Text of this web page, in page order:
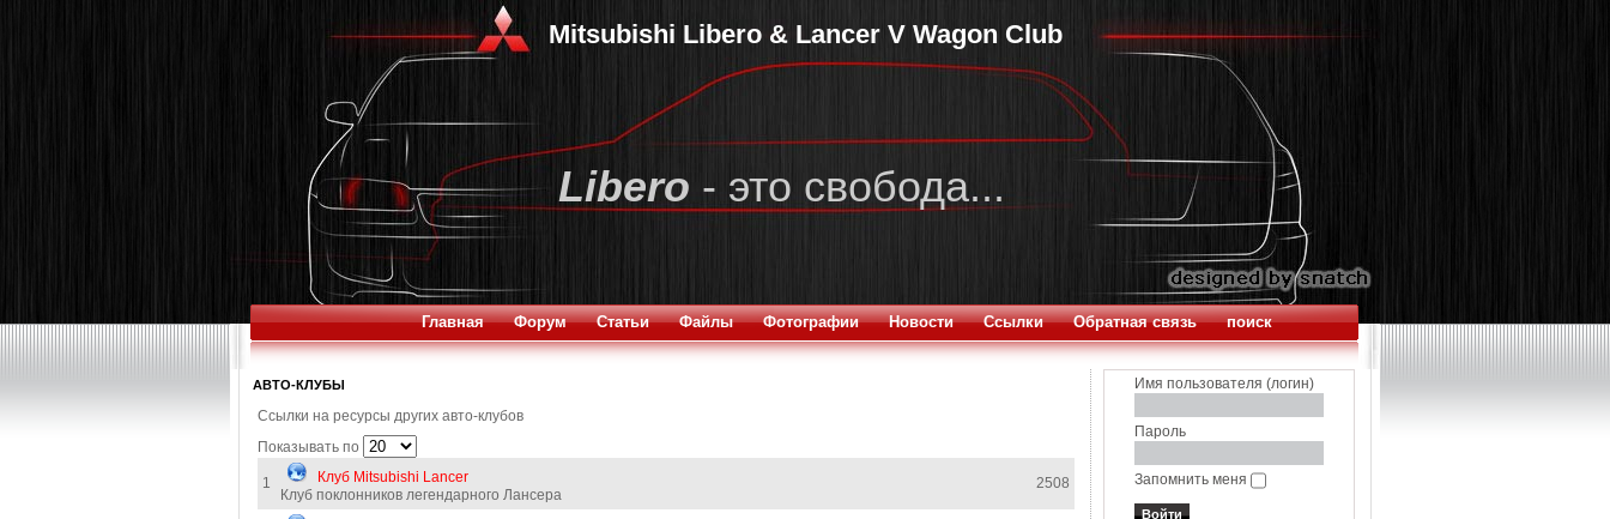
Mitsubishi Libero & Lancer V Wagon Club
Libero - это свобода...
Главная Форум Статьи Файлы Фотографии Новости Ссылки Обратная связь поиск
АВТО-КЛУБЫ
Ссылки на ресурсы других авто-клубов
Показывать по
1
Клуб Mitsubishi Lancer
Клуб поклонников легендарного Лансера
2508
Имя пользователя (логин)
Пароль
Запомнить меня